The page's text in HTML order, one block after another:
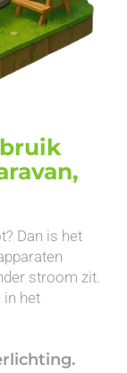
Dan is het
stroom zit.
in het